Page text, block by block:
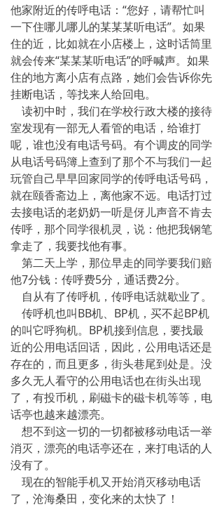
他家附近的传呼电话：“您好，请帮忙叫
一下住哪儿哪儿的某某某听电话”。如果
住的近，比如就在小店楼上，这时话筒里
就会传来“某某某听电话”的呼喊声。如果
住的地方离小店有点路，她们会告诉你先
挂断电话，等找来人给回电。
读初中时，我们在学校行政大楼的接待
室发现有一部无人看管的电话，给谁打
呢，谁也没有电话号码。有个调皮的同学
从电话号码簿上查到了那个不与我们一起
玩管自己早早回家同学的传呼电话号码，
就在颐香斋边上，离他家不远。电话打过
去接电话的老奶奶一听是伢儿声音不肯去
传呼，那个同学很机灵，说：他把我钢笔
拿走了，我要找他有事。
第二天上学，那位早走的同学要我们赔
他7分钱：传呼费5分，通话费2分。
自从有了传呼机，传呼电话就歇业了。
传呼机也叫BB机、BP机，买不起BP机
的叫它呼狗机。BP机接到信息，要找最
近的公用电话回话，因此，公用电话还是
存在的，而且更多，街头巷尾到处是。没
多久无人看守的公用电话也在街头出现
了，有投币机，刷磁卡的磁卡机等等，电
话亭也越来越漂亮。
想不到这一切的一切都被移动电话一举
消灭，漂亮的电话亭还在，来打电话的人
没有了。
现在的智能手机又开始消灭移动电话
了，沧海桑田，变化来的太快了！